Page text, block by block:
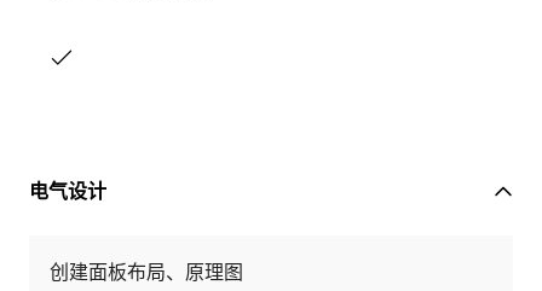
电气设计
创建面板布局、原理图